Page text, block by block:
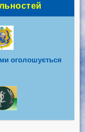
оголошується